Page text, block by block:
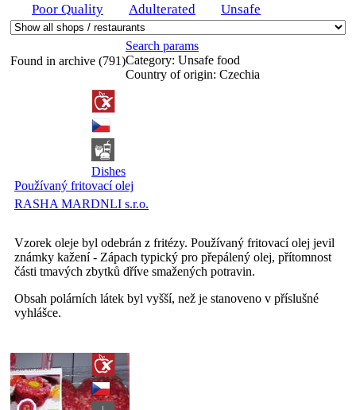
Poor Quality Adulterated Unsafe
Found in archive (791)
Search params
Category: Unsafe food
Country of origin: Czechia
Dishes
Používaný fritovací olej
RASHA MARDNLI s.r.o.
Vzorek oleje byl odebrán z fritézy. Používaný fritovací olej jevil
známky kažení - Zápach typický pro přepálený olej, přítomnost
části tmavých zbytků dříve smažených potravin.
Obsah polárních látek byl vyšší, než je stanoveno v příslušné
vyhlášce.